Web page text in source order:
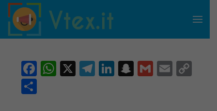
Skip to main content
Facebook
WhatsApp
X Telegram
LinkedIn
Snapchat
GmailEmail